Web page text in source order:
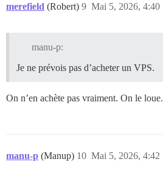
merefield (Robert) Mai 5, 2026, 4:40
9
manu-p:
Je ne prévois pas d’acheter un VPS.
On n’en achète pas vraiment. On le loue.
manu-p (Manup) Mai 5, 2026, 4:42
10